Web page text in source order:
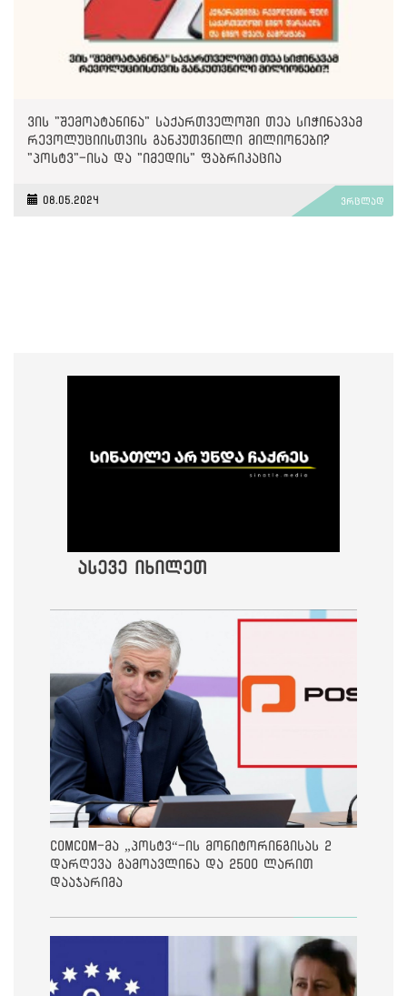
ვის "შემოატანინა" საქართველოში თეა სიჭინავამ
რევოლუციისთვის განკუთვნილი მილიონები?
"პოსტვ"-ისა და "იმედის" ფაბრიკაცია
08.05.2024 ვრცლად
ასევე იხილეთ
ComCom-მა „პოსტვ“-ის მონიტორინგისას 2
დარღევა გამოავლინა და 2500 ლარით
დააჯარიმა